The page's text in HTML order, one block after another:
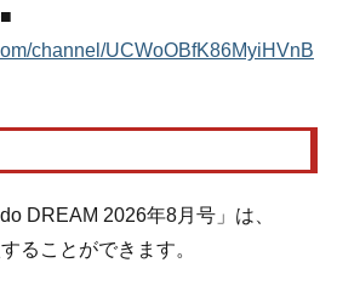
channel/UCWoOBfK86MyiHVnB
DREAM 2026年8月号」は、
ることができます。